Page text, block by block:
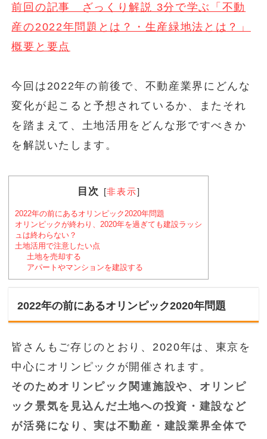
前回の記事 ざっくり解説 3分で学ぶ「不動
産の2022年問題とは？・生産緑地法とは？」
概要と要点
今回は2022年の前後で、不動産業界にどんな
変化が起こると予想されているか、またそれ
を踏まえて、土地活用をどんな形ですべきか
を解説いたします。
目次 [非表示]
2022年の前にあるオリンピック2020年問題
オリンピックが終わり、2020年を過ぎても建設ラッシ
ュは終わらない？
土地活用で注意したい点
土地を売却する
アパートやマンションを建設する
2022年の前にあるオリンピック2020年問題
皆さんもご存じのとおり、2020年は、東京を
中心にオリンピックが開催されます。
そのためオリンピック関連施設や、オリンピ
ック景気を見込んだ土地への投資・建設など
が活発になり、実は不動産・建設業界全体で